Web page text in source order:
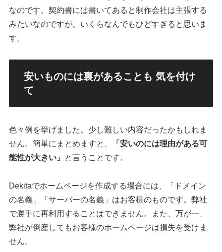
なのです。契約書には書いてあると制作会社は主張する
みたいなのですが、いくらなんでもひどすぎると思いま
す。
安いものには裏があることも 気を付け
て
色々例を挙げました。少し難しい内容だったかもしれま
せん。簡単にまとめますと、
「安いのには理由がある可
能性が大きい」
と言うことです。
Dekitaでホームページを作成する場合には、「ドメイン
の名義」「サーバーの名義」はお客様のものです。弊社
で勝手に再利用することはできません。また、万が一、
弊社が倒産してもお客様のホームページは損失を受けま
せん。